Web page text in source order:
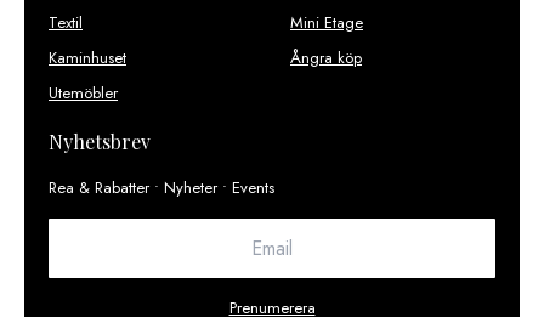
Textil
Kaminhuset
Utemöbler
Mini Etage
Ångra köp
Nyhetsbrev
Rea & Rabatter • Nyheter • Events
Prenumerera